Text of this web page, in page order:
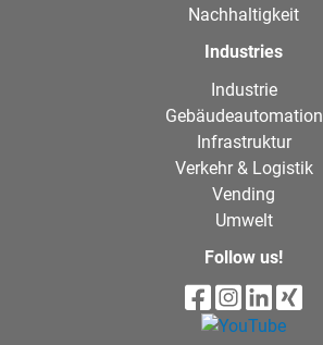
Nachhaltigkeit
Industries
Industrie
Gebäudeautomation
Infrastruktur
Verkehr & Logistik
Vending
Umwelt
Follow us!